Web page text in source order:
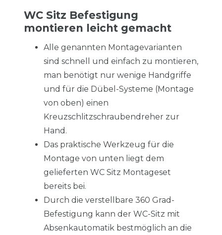
WC Sitz Befestigung
montieren leicht gemacht
Alle genannten Montagevarianten
sind schnell und einfach zu montieren,
man benötigt nur wenige Handgriffe
und für die Dübel-Systeme (Montage
von oben) einen
Kreuzschlitzschraubendreher zur
Hand.
Das praktische Werkzeug für die
Montage von unten liegt dem
gelieferten WC Sitz Montageset
bereits bei.
Durch die verstellbare 360 Grad-
Befestigung kann der WC-Sitz mit
Absenkautomatik bestmöglich an die